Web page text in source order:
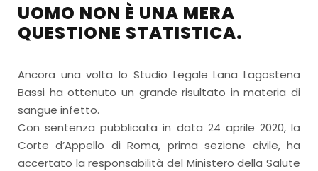
UOMO NON È UNA MERA
QUESTIONE STATISTICA.
Ancora una volta lo Studio Legale Lana Lagostena
Bassi ha ottenuto un grande risultato in materia di
sangue infetto.
Con sentenza pubblicata in data 24 aprile 2020, la
Corte d’Appello di Roma, prima sezione civile, ha
accertato la responsabilità del Ministero della Salute